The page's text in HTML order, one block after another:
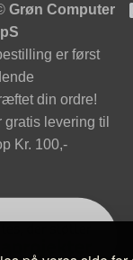
Grøn Computer
er først
din ordre!
levering til
Kr. 100,-